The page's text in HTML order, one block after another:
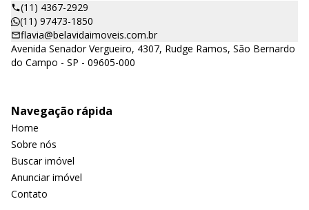
(11) 4367-2929
(11) 97473-1850
flavia@belavidaimoveis.com.br
Avenida Senador Vergueiro, 4307, Rudge Ramos, São Bernardo
do Campo - SP - 09605-000
Navegação rápida
Home
Sobre nós
Buscar imóvel
Anunciar imóvel
Contato